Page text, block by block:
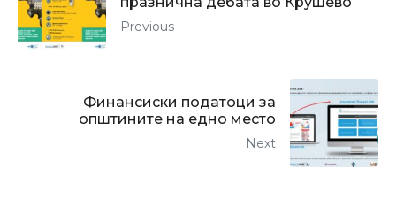
Previous
Финансиски податоци за
општините на едно место
Next